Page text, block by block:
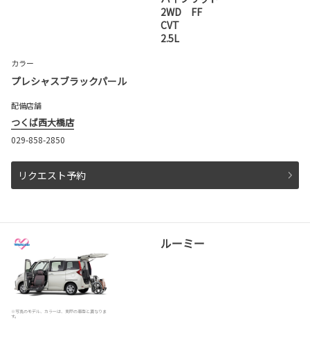
2WD FF
CVT
2.5L
カラー
プレシャスブラックパール
配備店舗
つくば西大橋店
029-858-2850
リクエスト予約
ルーミー
※写真のモデル、カラーは、実際の車両と異なりま
す。